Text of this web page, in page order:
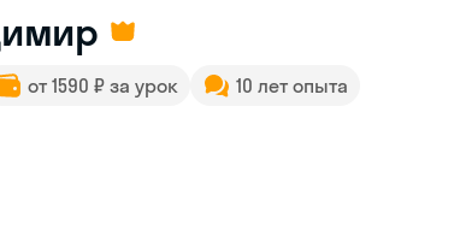
от 1590 ₽ за урок 10 лет опыта